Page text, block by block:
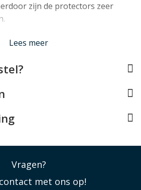
zijn de protectors zeer
Lees minder
Lees meer
Vragen?
met ons op!